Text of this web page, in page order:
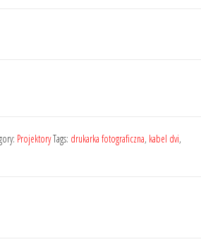
ProjektoryTags: drukarka fotograficzna, kabel dvi,